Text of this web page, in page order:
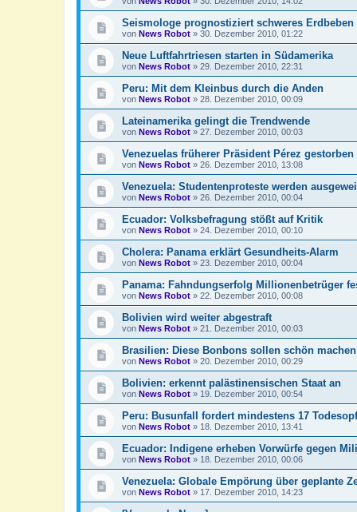
Seismologe prognostiziert schweres
von News Robot » 30. Dezember 2010, 01:22
Neue Luftfahrtriesen starten in Südamerika
von News Robot » 29. Dezember 2010, 22:31
Peru: Mit dem Kleinbus durch die Anden
von News Robot » 28. Dezember 2010, 00:09
Lateinamerika gelingt die Trendwende
von News Robot » 27. Dezember 2010, 00:03
Venezuelas früherer Präsident Pérez gestorben
von News Robot » 26. Dezember 2010, 13:08
Venezuela: Studentenproteste werden
von News Robot » 26. Dezember 2010, 00:04
Ecuador: Volksbefragung stößt auf Kritik
von News Robot » 24. Dezember 2010, 00:10
Cholera: Panama erklärt Gesundheits-Alarm
von News Robot » 23. Dezember 2010, 00:04
Panama: Fahndungserfolg Millionenbetrüger
von News Robot » 22. Dezember 2010, 00:08
Bolivien wird weiter abgestraft
von News Robot » 21. Dezember 2010, 00:03
Brasilien: Diese Bonbons sollen schön machen
von News Robot » 20. Dezember 2010, 00:29
Bolivien: erkennt palästinensischen Staat an
von News Robot » 19. Dezember 2010, 00:54
Peru: Busunfall fordert mindestens 17
von News Robot » 18. Dezember 2010, 13:41
Ecuador: Indigene erheben Vorwürfe gegen
von News Robot » 18. Dezember 2010, 00:06
Venezuela: Globale Empörung über geplante
von News Robot » 17. Dezember 2010, 14:23